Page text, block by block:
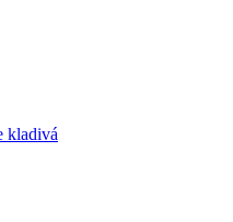
kladivá